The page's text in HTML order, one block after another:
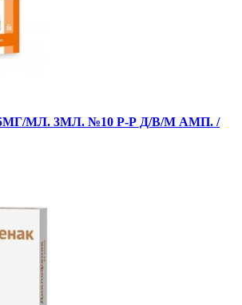
МЛ. 3МЛ. №10 Р-Р Д/В/М АМП. /